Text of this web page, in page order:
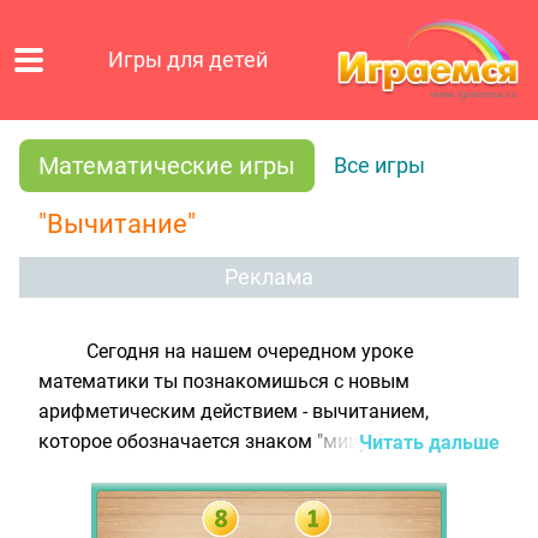
Игры для детей
Математические игры Все игры
"Вычитание"
Реклама
Сегодня на нашем очередном уроке
математики ты познакомишься с новым
арифметическим действием - вычитанием,
которое обозначается знаком "минус". В отличие
количество не увеличивается, а наоборот,
уменьшается. Например, если на доске перед
Читать дальше